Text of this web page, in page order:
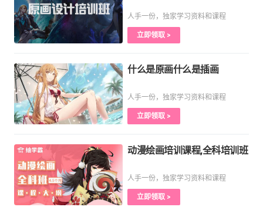
人手一份，独家学习资料和课程
立即领取 >
什么是原画什么是插画
人手一份，独家学习资料和课程
立即领取 >
动漫绘画培训课程,全科培训班
人手一份，独家学习资料和课程
立即领取 >